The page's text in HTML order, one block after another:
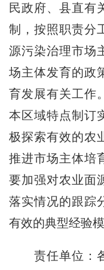
民政府、县直有
制，按照职责分
源污染治理市场
场主体发育的政
育发展有关工作
本区域特点制订
极探索有效的农
推进市场主体培
要加强对农业面
落实情况的跟踪
有效的典型经验
责任单位：各